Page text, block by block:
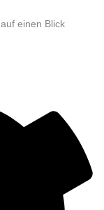
auf einen Blick